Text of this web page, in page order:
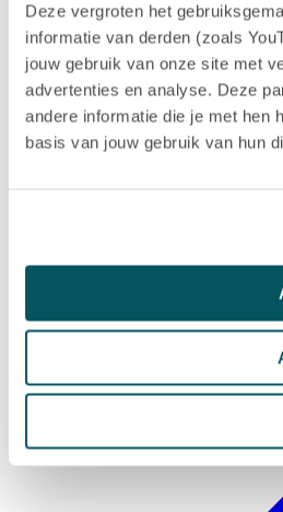
Deze vergroten het
informatie van derden (zoals
jouw gebruik van onze site met
advertenties en analyse. Deze
andere informatie die je met hen
basis van jouw gebruik van hun
Nachhaltigkeit